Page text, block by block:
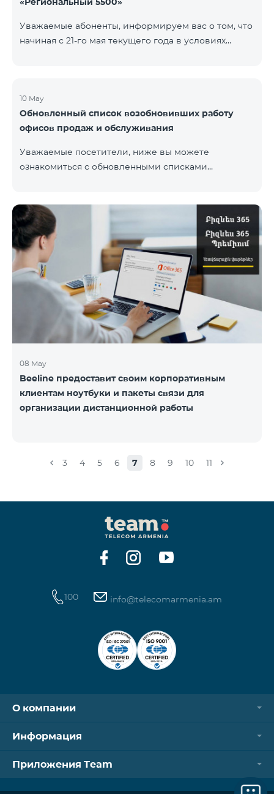
Уважаемые абоненты, информируем вас о том, что
начиная с 21-го мая текущего года в условиях
изменен наблюдательный период — 15 дней
вместо прежних 60-ти. В случае, если тарифный
план не будет активирован вновь на 16-ый день
расторгнут в одностороннем порядке и на
основной номер будет наложен штраф.
10 May
Обновленный список возобновивших работу
офисов продаж и обслуживания
Уважаемые посетители, ниже вы можете
ознакомиться с обновленными списками
Регионы В офисах соблюдены соответствующие
меры для обеспечения безопасности здоровья
наших сотрудников и клиентов.
08 May
Beeline предоставит своим корпоративным
клиентам ноутбуки и пакеты связи для
организации дистанционной работы
3 4 5 6 7 8 9 10 11
100 info@telecomarmenia.am
О компании
Информация
Приложения Team